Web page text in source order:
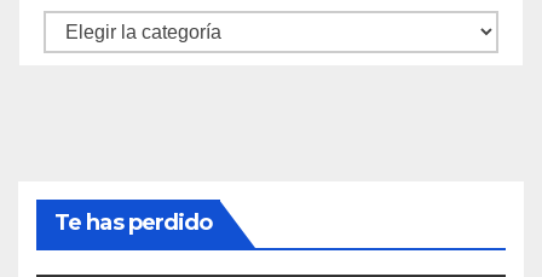
Categorías
Te has perdido